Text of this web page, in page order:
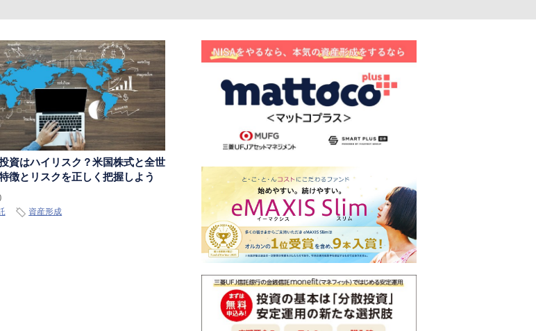
資はハイリスク？米国株式と全世
徴とリスクを正しく把握しよう
資産形成